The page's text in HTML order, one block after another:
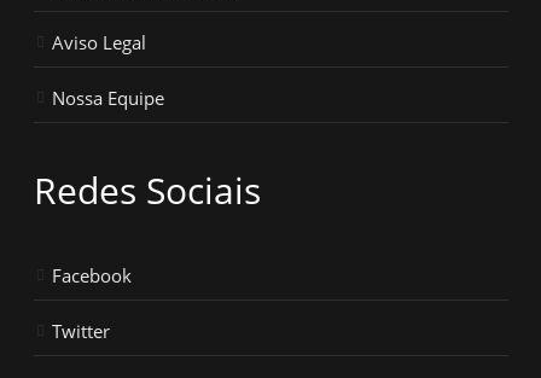
Aviso Legal
Nossa Equipe
Redes Sociais
Facebook
Twitter